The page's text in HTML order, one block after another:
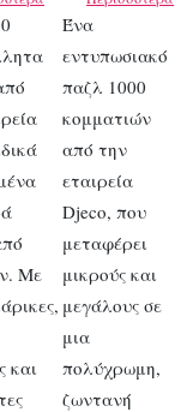
Με
και
Ένα
εντυπωσιακό
παζλ 1000
κομματιών
από την
εταιρεία
Djeco, που
μεταφέρει
μικρούς και
μεγάλους σε
μια
πολύχρωμη,
ζωντανή